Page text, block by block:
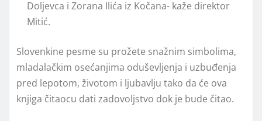
Doljevca i Zorana Ilića iz Kočana- kaže direktor
Mitić.
Slovenkine pesme su prožete snažnim simbolima,
mladalačkim osećanjima oduševljenja i uzbuđenja
pred lepotom, životom i ljubavlju tako da će ova
knjiga čitaocu dati zadovoljstvo dok je bude čitao.